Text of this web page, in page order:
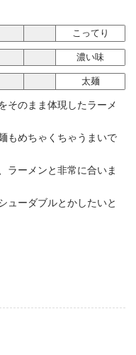
こってり
濃い味
太麺
そのまま体現したラーメ
もめちゃくちゃうまいで
ラーメンと非常に合いま
ューダブルとかしたいと